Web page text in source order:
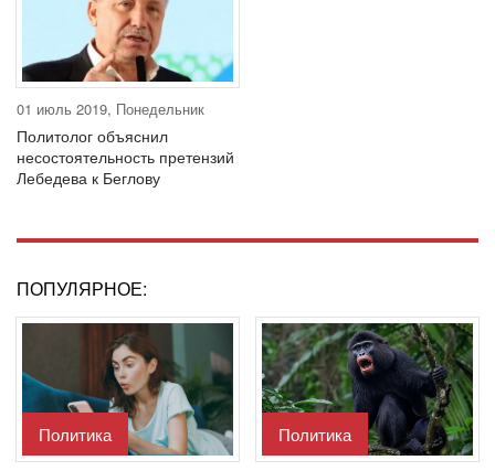
01 июль 2019, Понедельник
Политолог объяснил
несостоятельность претензий
Лебедева к Беглову
ПОПУЛЯРНОЕ:
Политика Политика